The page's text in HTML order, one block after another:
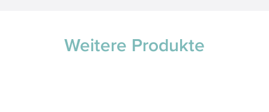
Weitere Produkte